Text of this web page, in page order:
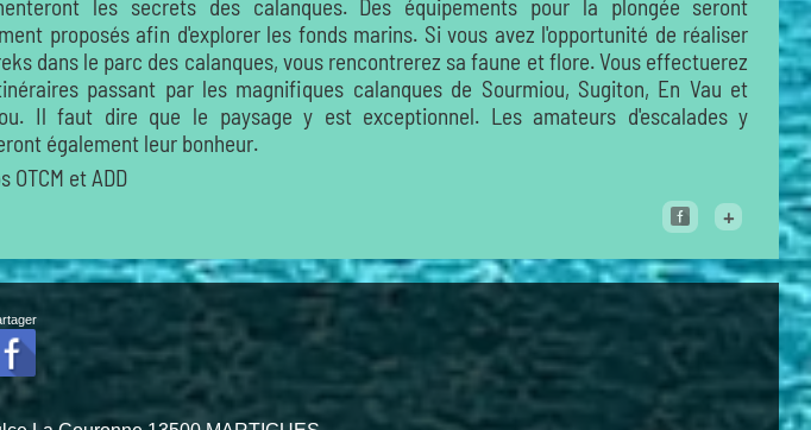
les secrets des calanques. Des équipements pour la plongée seront
proposés afin d'explorer les fonds marins. Si vous avez l'opportunité de réaliser
dans le parc des calanques, vous rencontrerez sa faune et flore. Vous effectuerez
passant par les magnifiques calanques de Sourmiou, Sugiton, En Vau et
Il faut dire que le paysage y est exceptionnel. Les amateurs d'escalades y
également leur bonheur.
OTCM et ADD
+